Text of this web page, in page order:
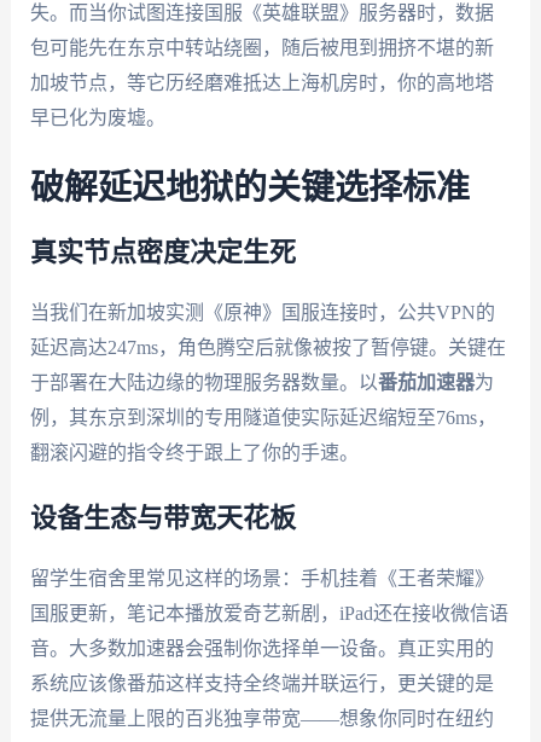
失。而当你试图连接国服《英雄联盟》服务器时，数据
包可能先在东京中转站绕圈，随后被甩到拥挤不堪的新
加坡节点，等它历经磨难抵达上海机房时，你的高地塔
早已化为废墟。
破解延迟地狱的关键选择标准
真实节点密度决定生死
当我们在新加坡实测《原神》国服连接时，公共VPN的
延迟高达247ms，角色腾空后就像被按了暂停键。关键在
于部署在大陆边缘的物理服务器数量。以番茄加速器为
例，其东京到深圳的专用隧道使实际延迟缩短至76ms，
翻滚闪避的指令终于跟上了你的手速。
设备生态与带宽天花板
留学生宿舍里常见这样的场景：手机挂着《王者荣耀》
国服更新，笔记本播放爱奇艺新剧，iPad还在接收微信语
音。大多数加速器会强制你选择单一设备。真正实用的
系统应该像番茄这样支持全终端并联运行，更关键的是
提供无流量上限的百兆独享带宽——想象你同时在纽约